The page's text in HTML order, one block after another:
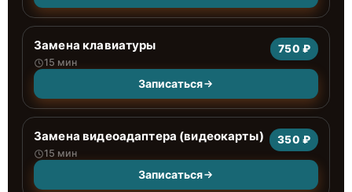
Замена клавиатуры
15 мин
750 ₽
Записаться
Замена видеоадаптера (видеокарты)
15 мин
350 ₽
Записаться